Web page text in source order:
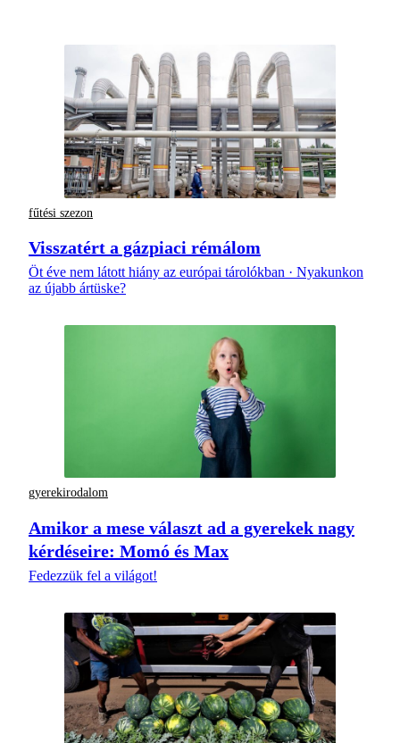
fűtési szezon
Visszatért a gázpiaci rémálom
Öt éve nem látott hiány az európai tárolókban · Nyakunkon
az újabb ártüske?
gyerekirodalom
Amikor a mese választ ad a gyerekek nagy
kérdéseire: Momó és Max
Fedezzük fel a világot!